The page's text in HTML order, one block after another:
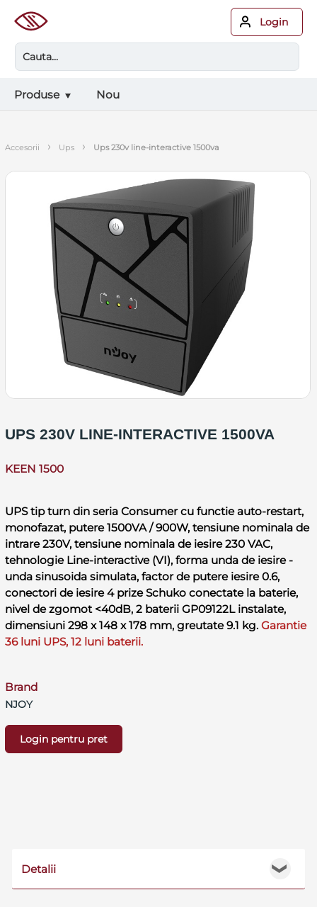
Login
Produse Nou
accesorii › ups › ups 230v line-interactive 1500va
UPS 230V LINE-INTERACTIVE 1500VA
KEEN 1500
UPS tip turn din seria Consumer cu functie auto-restart,
monofazat, putere 1500VA / 900W, tensiune nominala de
intrare 230V, tensiune nominala de iesire 230 VAC,
tehnologie Line-interactive (VI), forma unda de iesire -
unda sinusoida simulata, factor de putere iesire 0.6,
conectori de iesire 4 prize Schuko conectate la baterie,
nivel de zgomot <40dB, 2 baterii GP09122L instalate,
dimensiuni 298 x 148 x 178 mm, greutate 9.1 kg. Garantie
36 luni UPS, 12 luni baterii.
Brand
NJOY
Login pentru pret
❯
Detalii